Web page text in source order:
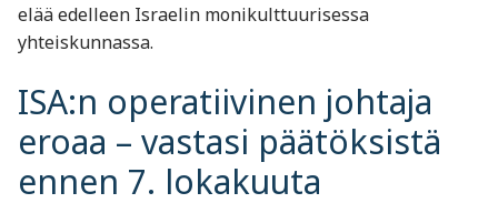
elää edelleen Israelin monikulttuurisessa
yhteiskunnassa.
ISA:n operatiivinen johtaja
eroaa – vastasi päätöksistä
ennen 7. lokakuuta